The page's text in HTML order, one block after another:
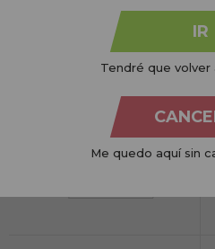
Essence Blush Crush Powder Blush
para o rosto 5GR
IR
Tendré que volver
Me quedo aquí sin